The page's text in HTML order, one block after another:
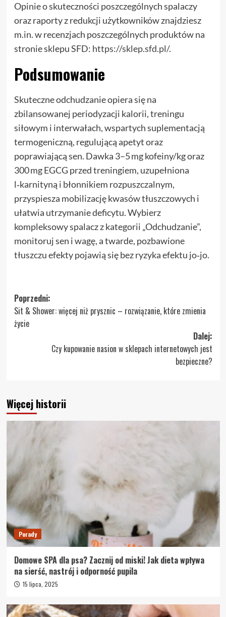
Opinie o skuteczności poszczególnych spalaczy
oraz raporty z redukcji użytkowników znajdziesz
m.in. w recenzjach poszczególnych produktów na
stronie sklepu SFD: https://sklep.sfd.pl/.
Podsumowanie
Skuteczne odchudzanie opiera się na
zbilansowanej periodyzacji kalorii, treningu
siłowym i interwałach, wspartych suplementacją
termogeniczną, regulującą apetyt oraz
poprawiającą sen. Dawka 3–5 mg kofeiny/kg oraz
300 mg EGCG przed treningiem, uzupełniona
l‑karnityną i błonnikiem rozpuszczalnym,
przyspiesza mobilizację kwasów tłuszczowych i
ułatwia utrzymanie deficytu. Wybierz
kompleksowy spalacz z kategorii „Odchudzanie”,
monitoruj sen i wagę, a twarde, pozbawione
tłuszczu efekty pojawią się bez ryzyka efektu jo‑jo.
Zobacz
wpisy
Poprzedni:
Sit & Shower: więcej niż prysznic – rozwiązanie, które zmienia
życie
Dalej:
Czy kupowanie nasion w sklepach internetowych jest
bezpieczne?
Więcej historii
Porady
Domowe SPA dla psa? Zacznij od miski! Jak dieta wpływa
na sierść, nastrój i odporność pupila
15 lipca, 2025